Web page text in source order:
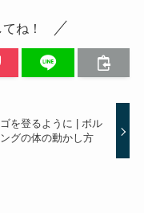
ね！
を登るように | ボル
グの体の動かし方